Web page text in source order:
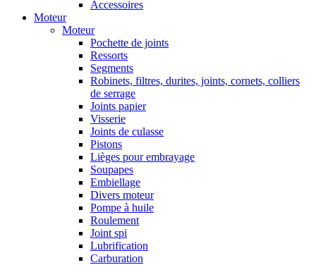
Accessoires
Moteur
Moteur
Pochette de joints
Ressorts
Segments
Robinets, filtres, durites, joints, cornets, colliers
de serrage
Joints papier
Visserie
Joints de culasse
Pistons
Lièges pour embrayage
Soupapes
Embiellage
Divers moteur
Pompe à huile
Roulement
Joint spi
Lubrification
Carburation